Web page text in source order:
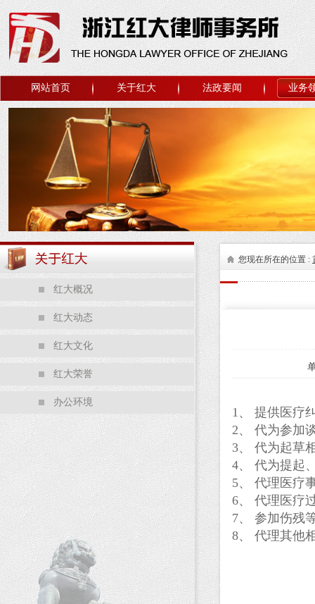
网站首页 关于红大 法政要闻 业务
红大概况
红大动态
红大文化
红大荣誉
办公环境
您现在所在的位置 :
1、
提供医疗
2、
代为参加
3、
代为起草
4、
代为提起
5、
代理医疗
6、
代理医疗
7、
参加伤残
8、 代理其他